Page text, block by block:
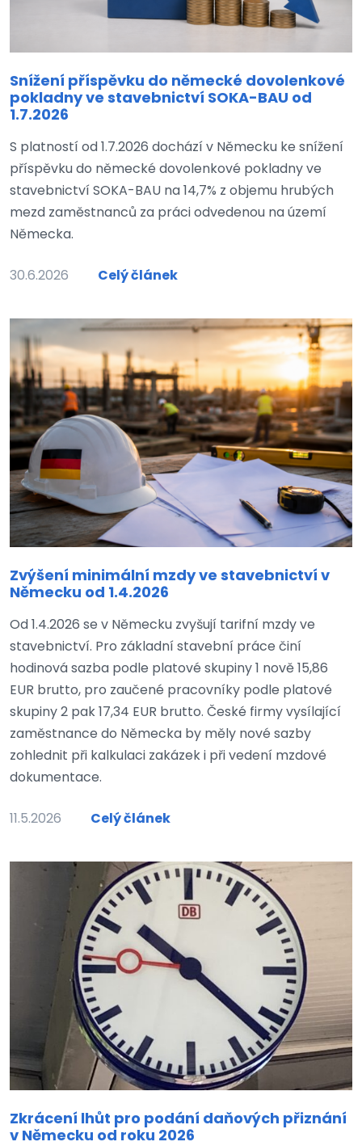
Snížení příspěvku do německé dovolenkové
pokladny ve stavebnictví SOKA-BAU od
1.7.2026
S platností od 1.7.2026 dochází v Německu ke snížení
příspěvku do německé dovolenkové pokladny ve
stavebnictví SOKA-BAU na 14,7% z objemu hrubých
mezd zaměstnanců za práci odvedenou na území
Německa.
30.6.2026 Celý článek
Zvýšení minimální mzdy ve stavebnictví v
Německu od 1.4.2026
Od 1.4.2026 se v Německu zvyšují tarifní mzdy ve
stavebnictví. Pro základní stavební práce činí
hodinová sazba podle platové skupiny 1 nově 15,86
EUR brutto, pro zaučené pracovníky podle platové
skupiny 2 pak 17,34 EUR brutto. České firmy vysílající
zaměstnance do Německa by měly nové sazby
zohlednit při kalkulaci zakázek i při vedení mzdové
dokumentace.
11.5.2026 Celý článek
Zkrácení lhůt pro podání daňových přiznání
v Německu od roku 2026